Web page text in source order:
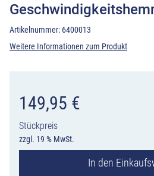
Artikelnummer: 6400013
Weitere Informationen zum Produkt
149,95 €
Stückpreis
zzgl. 19 % MwSt.
In den